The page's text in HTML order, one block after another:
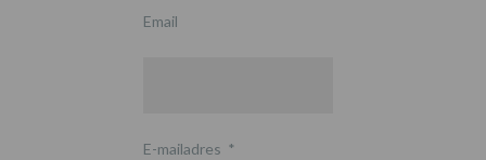
Email
E-mailadres *